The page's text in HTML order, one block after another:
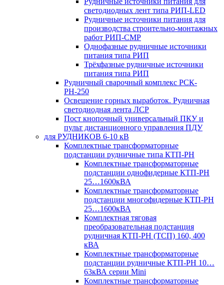
светодиодных лент типа РИП-LED
Рудничные источники питания для
производства строительно-монтажных
работ РИП-СМР
Однофазные рудничные источники
питания типа РИП
Трёхфазные рудничные источники
питания типа РИП
Рудничный сварочный комплекс РСК-
РН-250
Освещение горных выработок. Рудничная
светодиодная лента ЛСР
Пост кнопочный универсальный ПКУ и
пульт дистанционного управления ПДУ
для РУДНИКОВ 6-10 кВ
Комплектные трансформаторные
подстанции рудничные типа КТП-РН
Комплектные трансформаторные
подстанции однофидерные КТП-РН
25…1600кВА
Комплектные трансформаторные
подстанции многофидерные КТП-РН
25…1600кВА
Комплектная тяговая
преобразовательная подстанция
рудничная КТП-РН (ТСП) 160, 400
кВА
Комплектные трансформаторные
подстанции рудничные КТП-РН 10…
63кВА серии Mini
Комплектные трансформаторные